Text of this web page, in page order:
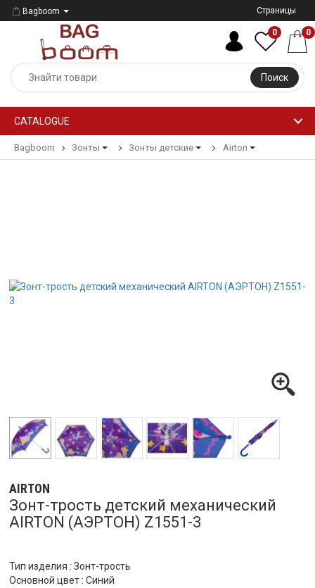
Bagboom Страницы
Поиск
0 0
CATALOGUE
Bagboom Зонты Зонты детские Airton
AIRTON
Зонт-трость детский механический
AIRTON (АЭРТОН) Z1551-3
Тип изделия : Зонт-трость
Основной цвет : Синий